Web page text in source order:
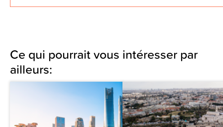
Ce qui pourrait vous intéresser par
ailleurs: